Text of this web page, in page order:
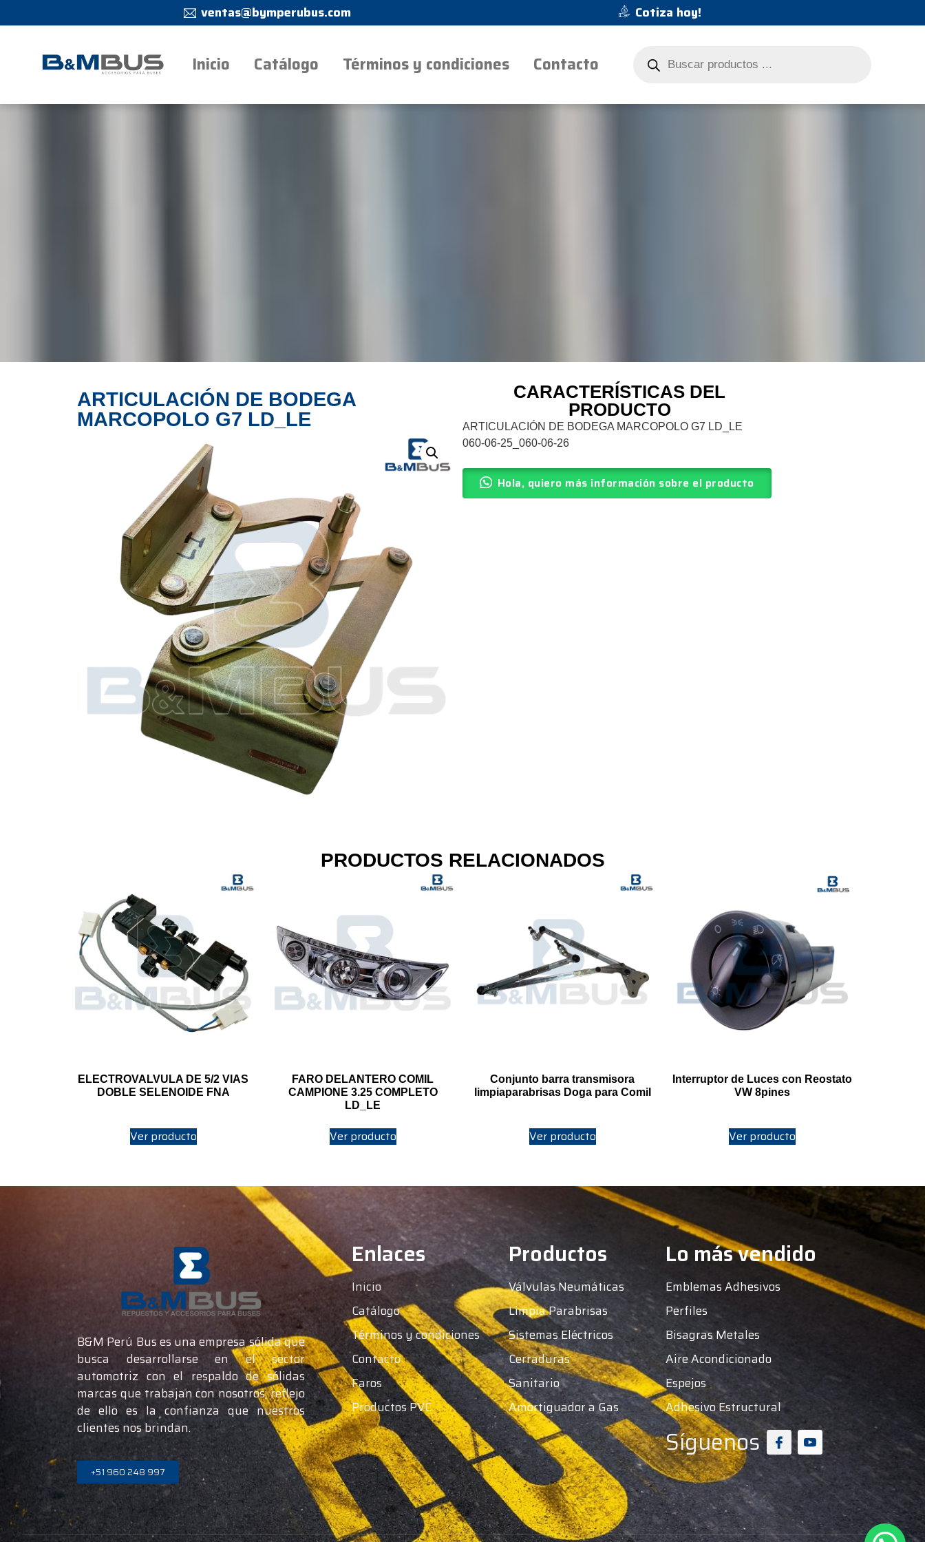
ventas@bymperubus.com Cotiza hoy!
Inicio Catálogo Términos y condiciones Contacto
PRODUCTO
ARTICULACIÓN DE BODEGA
MARCOPOLO G7 LD_LE
CARACTERÍSTICAS DEL
PRODUCTO
ARTICULACIÓN DE BODEGA MARCOPOLO G7 LD_LE
060-06-25_060-06-26
Hola, quiero más información sobre el producto
PRODUCTOS RELACIONADOS
ELECTROVALVULA DE 5/2 VIAS
DOBLE SELENOIDE FNA
Ver producto
FARO DELANTERO COMIL
CAMPIONE 3.25 COMPLETO
LD_LE
Ver producto
Conjunto barra transmisora
limpiaparabrisas Doga para Comil
Ver producto
Interruptor de Luces con Reostato
VW 8pines
Ver producto
B&M Perú Bus es una empresa sólida que
busca desarrollarse en el sector
automotriz con el respaldo de sólidas
marcas que trabajan con nosotros; reflejo
de ello es la confianza que nuestros
clientes nos brindan.
+51 960 248 997
Enlaces
Inicio
Catálogo
Términos y condiciones
Contacto
Faros
Productos PVC
Productos
Válvulas Neumáticas
Limpia Parabrisas
Sistemas Eléctricos
Cerraduras
Sanitario
Amortiguador a Gas
Lo más vendido
Emblemas Adhesivos
Perfiles
Bisagras Metales
Aire Acondicionado
Espejos
Adhesivo Estructural
Síguenos